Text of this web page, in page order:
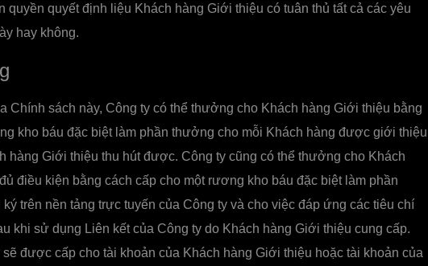
quyền quyết định liệu Khách hàng Giới thiệu có tuân thủ tất cả các yêu
hay không.
Chính sách này, Công ty có thể thưởng cho Khách hàng Giới thiệu bằng
kho báu đặc biệt làm phần thưởng cho mỗi Khách hàng được giới thiệu
hàng Giới thiệu thu hút được. Công ty cũng có thể thưởng cho Khách
điều kiện bằng cách cấp cho một rương kho báu đặc biệt làm phần
trên nền tảng trực tuyến của Công ty và cho việc đáp ứng các tiêu chí
khi sử dụng Liên kết của Công ty do Khách hàng Giới thiệu cung cấp.
được cấp cho tài khoản của Khách hàng Giới thiệu hoặc tài khoản của